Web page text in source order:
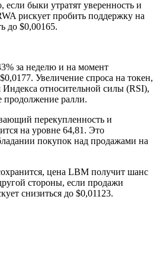
если быки утратят уверенность и
рискует пробить поддержку на
до $0,00165.
за неделю и на момент
Увеличение спроса на токен,
относительной силы (RSI),
продолжение ралли.
перекупленность и
на уровне 64,81. Это
покупок над продажами на
цена LBM получит шанс
стороны, если продажи
снизиться до $0,01123.